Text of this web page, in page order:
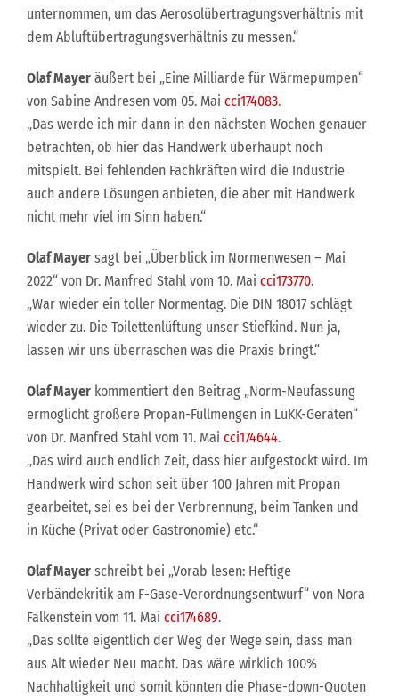
unternommen, um das Aerosolübertragungsverhältnis mit
dem Abluftübertragungsverhältnis zu messen.“
Olaf Mayer äußert bei „Eine Milliarde für Wärmepumpen“
von Sabine Andresen vom 05. Mai cci174083.
„Das werde ich mir dann in den nächsten Wochen genauer
betrachten, ob hier das Handwerk überhaupt noch
mitspielt. Bei fehlenden Fachkräften wird die Industrie
auch andere Lösungen anbieten, die aber mit Handwerk
nicht mehr viel im Sinn haben.“
Olaf Mayer sagt bei „Überblick im Normenwesen – Mai
2022“ von Dr. Manfred Stahl vom 10. Mai cci173770.
„War wieder ein toller Normentag. Die DIN 18017 schlägt
wieder zu. Die Toilettenlüftung unser Stiefkind. Nun ja,
lassen wir uns überraschen was die Praxis bringt.“
Olaf Mayer kommentiert den Beitrag „Norm-Neufassung
ermöglicht größere Propan-Füllmengen in LüKK-Geräten“
von Dr. Manfred Stahl vom 11. Mai cci174644.
„Das wird auch endlich Zeit, dass hier aufgestockt wird. Im
Handwerk wird schon seit über 100 Jahren mit Propan
gearbeitet, sei es bei der Verbrennung, beim Tanken und
in Küche (Privat oder Gastronomie) etc.“
Olaf Mayer schreibt bei „Vorab lesen: Heftige
Verbändekritik am F-Gase-Verordnungsentwurf“ von Nora
Falkenstein vom 11. Mai cci174689.
„Das sollte eigentlich der Weg der Wege sein, dass man
aus Alt wieder Neu macht. Das wäre wirklich 100%
Nachhaltigkeit und somit könnten die Phase-down-Quoten